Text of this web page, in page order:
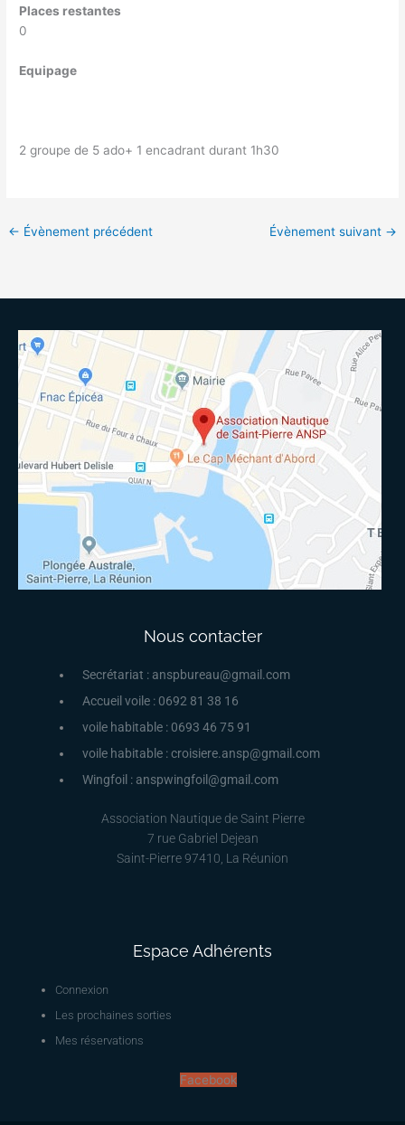
Places restantes
0
Equipage
2 groupe de 5 ado+ 1 encadrant durant 1h30
← Évènement précédent Évènement suivant →
Nous contacter
Secrétariat : anspbureau@gmail.com
Accueil voile : 0692 81 38 16
voile habitable : 0693 46 75 91
voile habitable : croisiere.ansp@gmail.com
Wingfoil : anspwingfoil@gmail.com
Association Nautique de Saint Pierre
7 rue Gabriel Dejean
Saint-Pierre 97410, La Réunion
Espace Adhérents
Connexion
Les prochaines sorties
Mes réservations
Facebook